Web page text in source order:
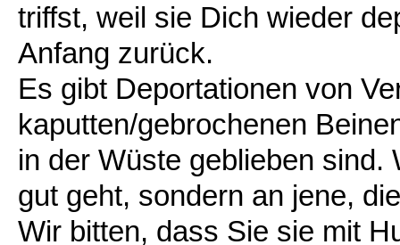
triffst, weil sie Dich wieder
Anfang zurück.
Es gibt Deportationen von
kaputten/gebrochenen
in der Wüste geblieben sind.
gut geht, sondern an jene,
Wir bitten, dass Sie sie mit